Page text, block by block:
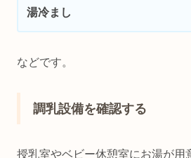
湯冷まし
などです。
調乳設備を確認する
授乳室やベビー休憩室にお湯が用